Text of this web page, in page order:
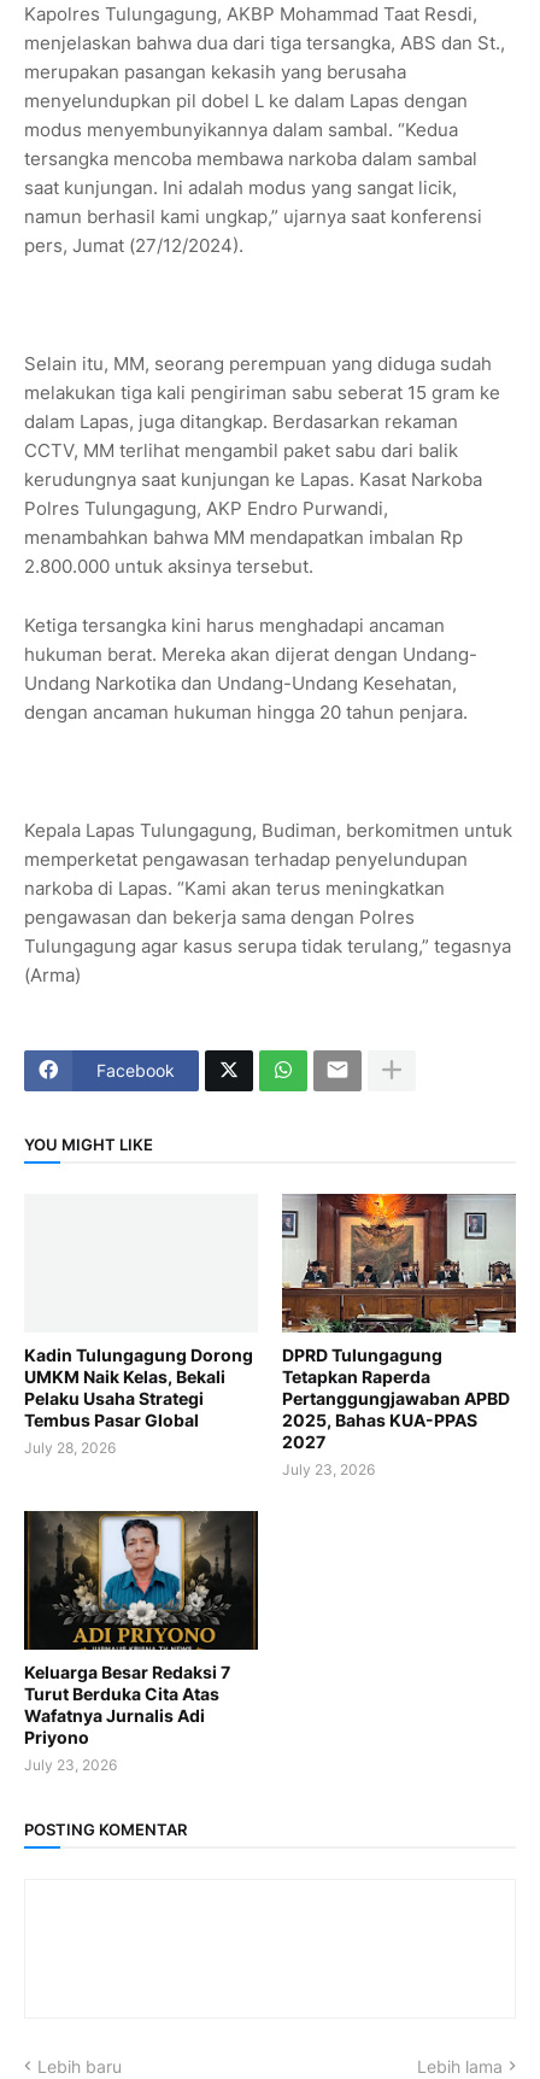
Kapolres Tulungagung, AKBP Mohammad Taat Resdi,
menjelaskan bahwa dua dari tiga tersangka, ABS dan St.,
merupakan pasangan kekasih yang berusaha
menyelundupkan pil dobel L ke dalam Lapas dengan
modus menyembunyikannya dalam sambal. “Kedua
tersangka mencoba membawa narkoba dalam sambal
saat kunjungan. Ini adalah modus yang sangat licik,
namun berhasil kami ungkap,” ujarnya saat konferensi
pers, Jumat (27/12/2024).
Selain itu, MM, seorang perempuan yang diduga sudah
melakukan tiga kali pengiriman sabu seberat 15 gram ke
dalam Lapas, juga ditangkap. Berdasarkan rekaman
CCTV, MM terlihat mengambil paket sabu dari balik
kerudungnya saat kunjungan ke Lapas. Kasat Narkoba
Polres Tulungagung, AKP Endro Purwandi,
menambahkan bahwa MM mendapatkan imbalan Rp
2.800.000 untuk aksinya tersebut.
Ketiga tersangka kini harus menghadapi ancaman
hukuman berat. Mereka akan dijerat dengan Undang-
Undang Narkotika dan Undang-Undang Kesehatan,
dengan ancaman hukuman hingga 20 tahun penjara.
Kepala Lapas Tulungagung, Budiman, berkomitmen untuk
memperketat pengawasan terhadap penyelundupan
narkoba di Lapas. “Kami akan terus meningkatkan
pengawasan dan bekerja sama dengan Polres
Tulungagung agar kasus serupa tidak terulang,” tegasnya
(Arma)
Facebook
YOU MIGHT LIKE
Kadin Tulungagung Dorong
UMKM Naik Kelas, Bekali
Pelaku Usaha Strategi
Tembus Pasar Global
July 28, 2026
DPRD Tulungagung
Tetapkan Raperda
Pertanggungjawaban APBD
2025, Bahas KUA-PPAS
2027
July 23, 2026
Keluarga Besar Redaksi 7
Turut Berduka Cita Atas
Wafatnya Jurnalis Adi
Priyono
July 23, 2026
POSTING KOMENTAR
Lebih baru Lebih lama